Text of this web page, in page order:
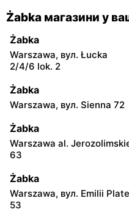
Żabka магазини у
Żabka
Warszawa, вул. Łucka
2/4/6 lok. 2
Żabka
Warszawa, вул. Sienna 72
Żabka
Warszawa al.
63
Żabka
Warszawa, вул. Emilii
53